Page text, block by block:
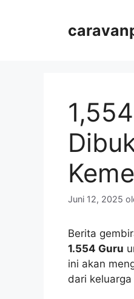
Juni 12, 2025
Berita
1.554 Guru
ini akan
dari